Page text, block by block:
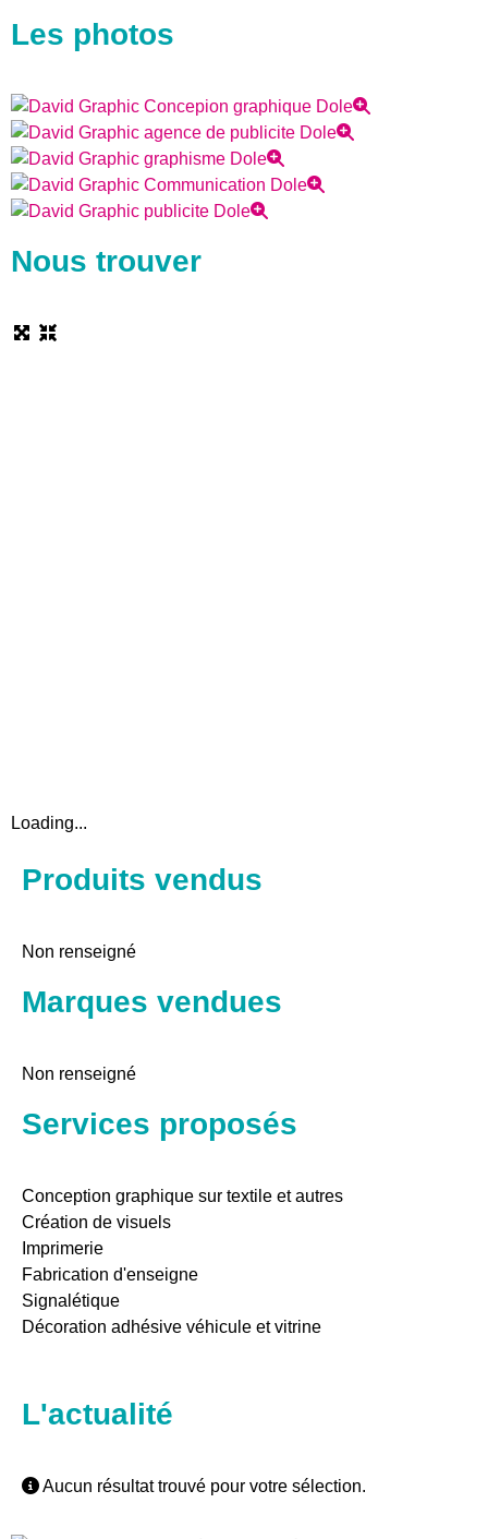
Les photos
Nous trouver
Loading...
Produits vendus
Non renseigné
Marques vendues
Non renseigné
Services proposés
Conception graphique sur textile et autres
Création de visuels
Imprimerie
Fabrication d'enseigne
Signalétique
Décoration adhésive véhicule et vitrine
L'actualité
Aucun résultat trouvé pour votre sélection.